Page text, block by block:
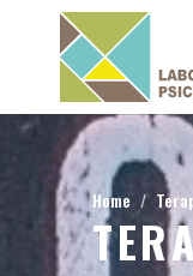
Home